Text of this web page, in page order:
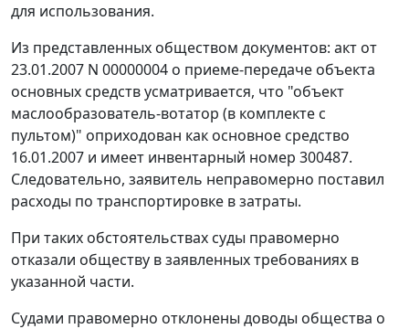
для использования.
Из представленных обществом документов: акт от
23.01.2007 N 00000004 о приеме-передаче объекта
основных средств усматривается, что "объект
маслообразователь-вотатор (в комплекте с
пультом)" оприходован как основное средство
16.01.2007 и имеет инвентарный номер 300487.
Следовательно, заявитель неправомерно поставил
расходы по транспортировке в затраты.
При таких обстоятельствах суды правомерно
отказали обществу в заявленных требованиях в
указанной части.
Судами правомерно отклонены доводы общества о